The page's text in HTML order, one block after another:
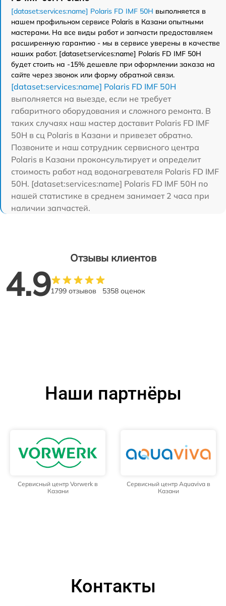
[dataset:services:name] Polaris FD IMF 50H выполняется в
нашем профильном сервисе Polaris в Казани опытными
мастерами. На все виды работ и запчасти предоставляем
расширенную гарантию - мы в сервисе уверены в качестве
наших работ. [dataset:services:name] Polaris FD IMF 50H
будет стоить на -15% дешевле при оформлении заказа на
сайте через звонок или форму обратной связи.
[dataset:services:name] Polaris FD IMF 50H
выполняется на выезде, если не требует
габаритного оборудования и сложного ремонта. В
таких случаях наш мастер доставит Polaris FD IMF
50H в сц Polaris в Казани и привезет обратно.
Позвоните и наш сотрудник сервисного центра
Polaris в Казани проконсультирует и определит
стоимость работ над водонагревателя Polaris FD IMF
50H. [dataset:services:name] Polaris FD IMF 50H по
нашей статистике в среднем занимает 2 часа при
наличии запчастей.
Отзывы клиентов
4.91799 отзывов 5358 оценок
Наши партнёры
Сервисный центр Vorwerk в
Казани
Сервисный центр Aquaviva в
Казани
Контакты